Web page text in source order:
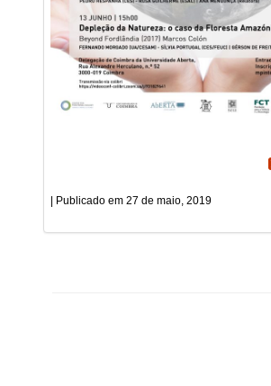
27 de maio, 2019